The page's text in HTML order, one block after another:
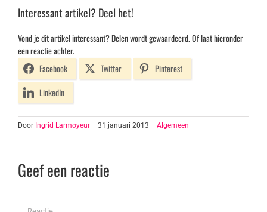
Interessant artikel? Deel het!
Vond je dit artikel interessant? Delen wordt gewaardeerd. Of laat hieronder
een reactie achter.
Facebook
Twitter
Pinterest
LinkedIn
Door Ingrid Larmoyeur 31 januari 2013 Algemeen
Geef een reactie